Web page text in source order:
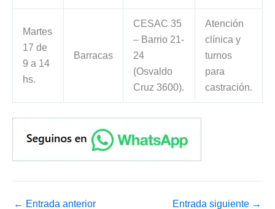
Martes
17 de
9 a 14
hs.
Barracas
CESAC 35
– Barrio 21-
24
(Osvaldo
Cruz 3600).
Atención
clínica y
turnos
para
castración.
← Entrada anterior Entrada siguiente →